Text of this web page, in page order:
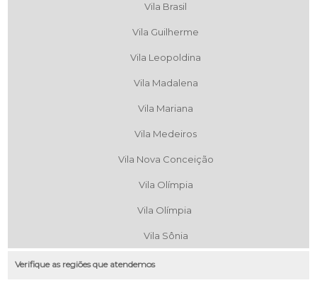
Vila Brasil
Vila Guilherme
Vila Leopoldina
Vila Madalena
Vila Mariana
Vila Medeiros
Vila Nova Conceição
Vila Olímpia
Vila Olímpia
Vila Sônia
Verifique as regiões que atendemos